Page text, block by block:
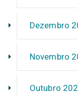
Dezembro
Novembro
Outubro